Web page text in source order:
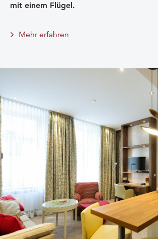
mit einem Flügel.
Mehr erfahren